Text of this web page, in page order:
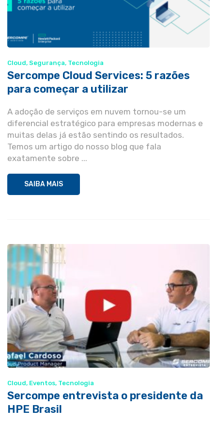
Cloud, Segurança, Tecnologia
Sercompe Cloud Services: 5 razões
para começar a utilizar
A adoção de serviços em nuvem tornou-se um
diferencial estratégico para empresas modernas e
muitas delas já estão sentindo os resultados.
Temos um artigo do nosso blog que fala
exatamente sobre ...
SAIBA MAIS
Cloud, Eventos, Tecnologia
Sercompe entrevista o presidente da
HPE Brasil